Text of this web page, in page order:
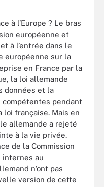
à l’Europe ? Le bras
européenne et
à l’entrée dans le
européenne sur la
en France par la
la loi allemande
données et la
pendant
loi française. Mais en
allemande a rejeté
à la vie privée.
de la Commission
internes au
n’ont pas
version de cette